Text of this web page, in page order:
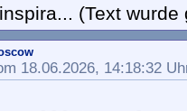
(Text
18.06.2026, 14:18:32